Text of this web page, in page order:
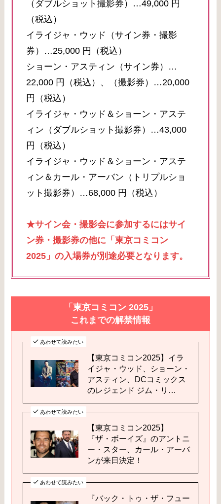
（ダブルショット撮影券）…49,000 円
（税込）
イライジャ・ウッド（サイン券・撮影
券）…25,000 円（税込）
ショーン・アスティン（サイン券）…
22,000 円（税込）、（撮影券）…20,000
円（税込）
イライジャ・ウッド＆ショーン・アステ
ィン（ダブルショット撮影券）…43,000
円（税込）
イライジャ・ウッド＆ショーン・アステ
ィン＆カール・アーバン（トリプルショ
ット撮影券）…68,000 円（税込）
★サイン会・撮影会に参加するにはサイ
ン券・撮影券の他に「東京コミコン
2025」の入場券が別途必要となります。
「東京コミコン 2025」
これまでの解禁情報
あわせて読みたい
【東京コミコン2025】イラ
イジャ・ウッド、ショーン・
アスティン、DCコミックス
のレジェンド ジム・リ…
あわせて読みたい
【東京コミコン2025】
『ザ・ボーイズ』のアントニ
ー・スター、カール・アーバ
ンが来日決定！
あわせて読みたい
『バック・トゥ・ザ・フュー